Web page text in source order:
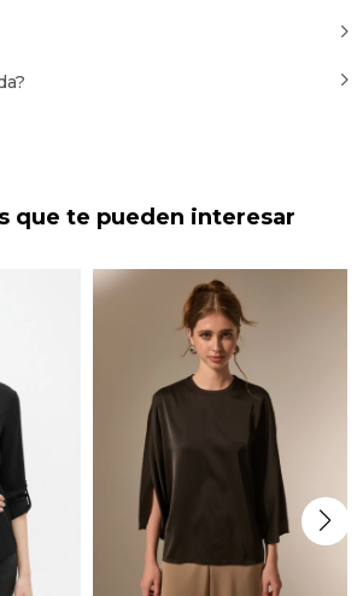
que te pueden interesar